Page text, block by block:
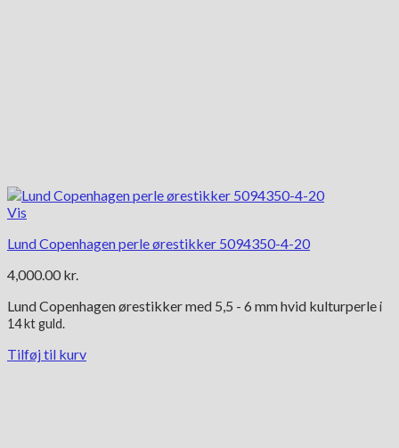
Vis
Lund Copenhagen perle ørestikker 5094350-4-20
4,000.00 kr.
Lund Copenhagen ørestikker med 5,5 - 6 mm hvid kulturperlei
14 kt guld.
Tilføj til kurv